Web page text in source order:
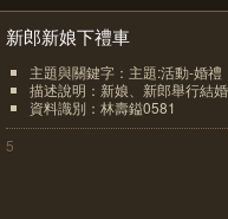
新郎新娘下禮車
主題與關鍵字：主題:活動-婚禮
描述說明：新娘、新郎舉行結
資料識別：林壽鎰0581
5